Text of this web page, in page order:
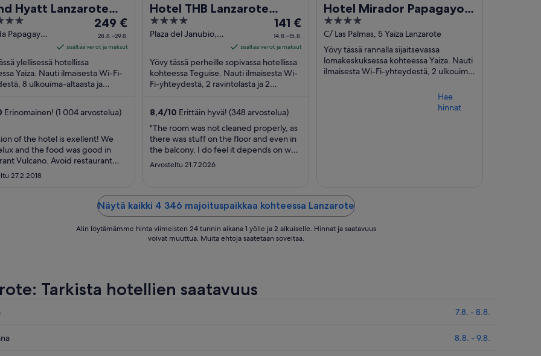
Hyatt Lanzarote
Dorada Resort
Papagayo,
Hinta
on
249 €
yö
ajalle
viiva
249 €
28.8.–29.8.
sisältää verot ja maksut
ylellisessä hotellissa
Yaiza. Nauti ilmaisesta Wi-Fi-
8 ulkouima-altaasta ja
Erinomainen! (1 004 arvostelua)
of the hotel is exellent! We
and the food was good in
Vulcano. Avoid restaurant
Every visit was an
managers do not put enough
to the cleening time! Shame,
27.2.2018
Hotel THB Lanzarote
Beach
4
out
5
Plaza del Janubio, 2
Hinta
on
141 €
per
yö
ajalle
viiva
15.8.
141 €
14.8.–15.8.
sisältää verot ja maksut
Yövy tässä perheille sopivassa hotellissa
kohteessa Teguise. Nauti ilmaisesta Wi-
Fi-yhteydestä, 2 ravintolasta ja 2
8,4/10 Erittäin hyvä! (348 arvostelua)
"The room was not cleaned properly, as
there was stuff on the floor and even in
the balcony. I do feel it depends on who
was cleaning it, as they did the room
andnbath towel were fine. The air
conditioning was rubbish to start ..."
Arvosteltu 21.7.2026
Hotel Mirador Papagayo
by LIVVO
4
out
of
5
C/ Las Palmas, 5 Yaiza Lanzarote
Yövy tässä rannalla sijaitsevassa
lomakeskuksessa kohteessa Yaiza. Nauti
ilmaisesta Wi-Fi-yhteydestä, 2 ulkouima-
Hae
hinnat
Näytä kaikki 4 346 majoituspaikkaa kohteessa Lanzarote
Alin löytämämme hinta viimeisten 24 tunnin aikana 1 yölle ja 2 aikuiselle. Hinnat ja saatavuus
voivat muuttua. Muita ehtoja saatetaan soveltaa.
Tarkista hotellien saatavuus
7.8. - 8.8.
8.8. - 9.8.